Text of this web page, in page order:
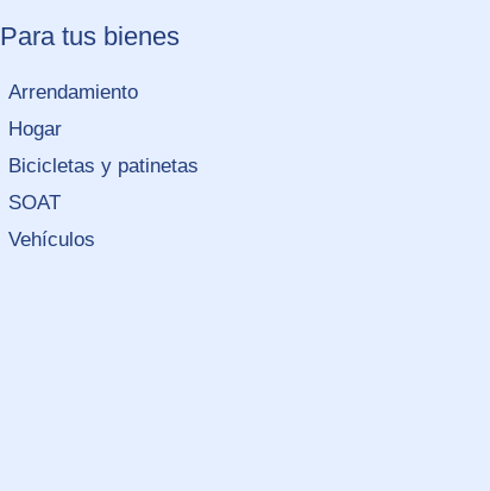
Para tus bienes
Arrendamiento
Hogar
Bicicletas y patinetas
SOAT
Vehículos